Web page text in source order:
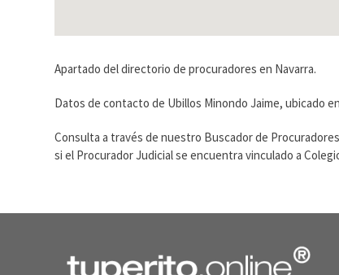
Apartado del directorio de procuradores en Navarra.
Datos de contacto de Ubillos Minondo Jaime, ubicado
Consulta a través de nuestro Buscador de
si el Procurador Judicial se encuentra vinculado a